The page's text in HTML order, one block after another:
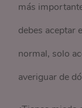
más
debes aceptar
normal, solo
averiguar de